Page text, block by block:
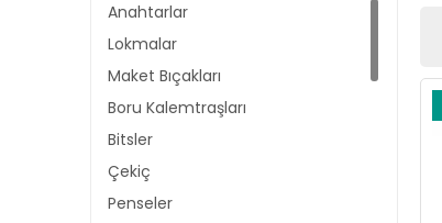
Anahtarlar
Lokmalar
Maket Bıçakları
Boru Kalemtraşları
Bitsler
Çekiç
Penseler